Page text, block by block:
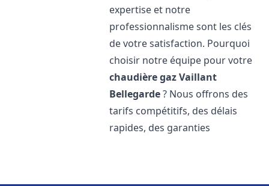
expertise et notre
professionnalisme sont les clés
de votre satisfaction. Pourquoi
choisir notre équipe pour votre
chaudière gaz Vaillant
Bellegarde? Nous offrons des
tarifs compétitifs, des délais
rapides, des garanties